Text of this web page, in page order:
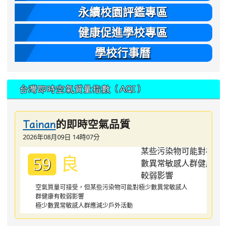
永續校園評鑑專區
健康促進學校專區
學校行事曆
台灣即時空氣質量指數（AQI）
Tainan的即時空氣品質
2026年08月09日 14時07分
59 良
空氣質量可接受，但某些污染物可能對極少數異常敏感人
群健康有較弱影響
極少數異常敏感人群應減少戶外活動